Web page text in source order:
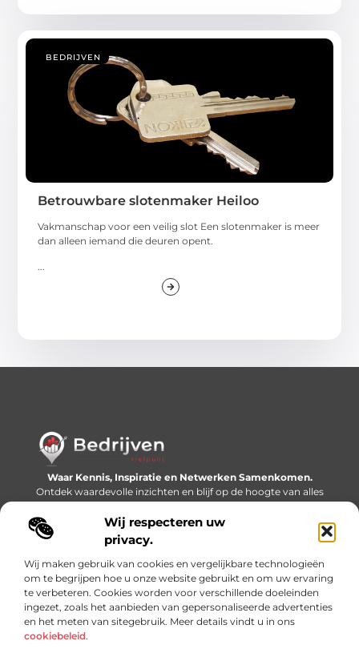
Wij respecteren uw
privacy.
Wij maken gebruik van cookies en vergelijkbare technologieën
om te begrijpen hoe u onze website gebruikt en om uw ervaring
te verbeteren. Cookies worden voor verschillende doeleinden
ingezet, zoals het aanbieden van gepersonaliseerde advertenties
en het meten van sitegebruik. Meer details vindt u in ons
cookiebeleid.
BEDRIJVEN
Betrouwbare slotenmaker Heiloo
Vakmanschap voor een veilig slot Een slotenmaker is meer
dan alleen iemand die deuren opent.
Waar Kennis, Inspiratie en Netwerken Samenkomen.
Ontdek waardevolle inzichten en blijf op de hoogte van alles
wat er speelt in de wereld.
Bericht categorie
Onze informatie